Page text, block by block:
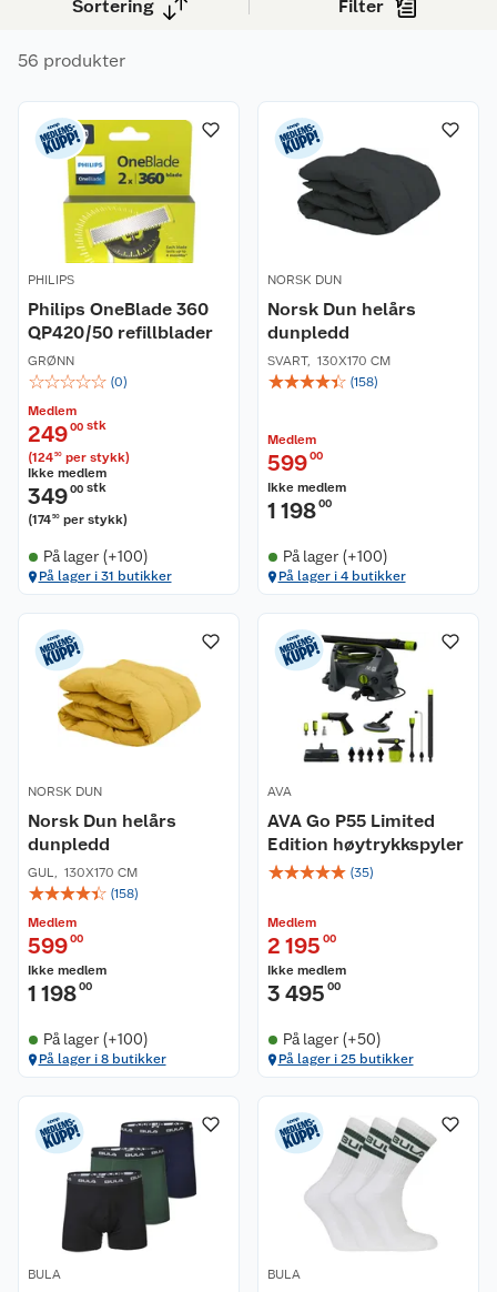
Sortering Filter
56 produkter
PHILIPS
Philips OneBlade 360
QP420/50 refillblader
GRØNN
☆☆☆☆☆ (0)
Medlem
24900 stk
(12450 per stykk)
Ikke medlem
34900 stk
(17450 per stykk)
På lager (+100)
På lager i 31 butikker
NORSK DUN
Norsk Dun helårs
dunpledd
SVART, 130X170 CM
☆☆☆☆☆ (158)
Medlem
59900
Ikke medlem
1 19800
På lager (+100)
På lager i 4 butikker
NORSK DUN
Norsk Dun helårs
dunpledd
GUL, 130X170 CM
☆☆☆☆☆ (158)
Medlem
59900
Ikke medlem
1 19800
På lager (+100)
På lager i 8 butikker
AVA
AVA Go P55 Limited
Edition høytrykkspyler
☆☆☆☆☆ (35)
Medlem
2 195 00
Ikke medlem
3 495 00
På lager (+50)
På lager i 25 butikker
BULA BULA